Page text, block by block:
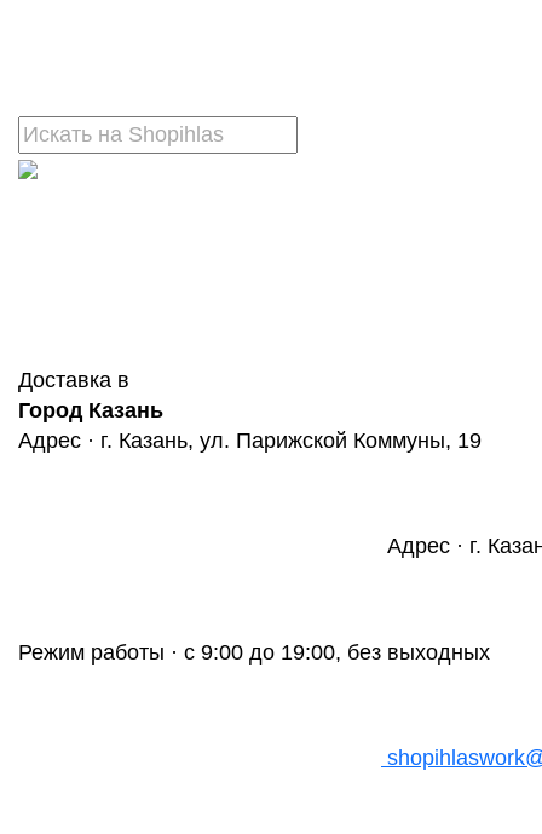
Доставка в
Город Казань
Адрес · г. Казань, ул. Парижской Коммуны, 19
Адрес · г.
Режим работы · с 9:00 до 19:00, без выходных